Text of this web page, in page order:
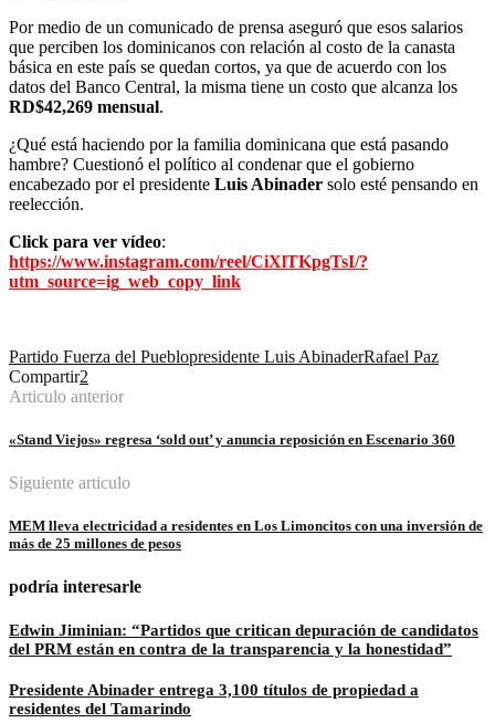
Por medio de un comunicado de prensa aseguró que esos salarios
que perciben los dominicanos con relación al costo de la canasta
básica en este país se quedan cortos, ya que de acuerdo con los
datos del Banco Central, la misma tiene un costo que alcanza los
RD$42,269 mensual.
¿Qué está haciendo por la familia dominicana que está pasando
hambre? Cuestionó el político al condenar que el gobierno
encabezado por el presidente Luis Abinader solo esté pensando en
reelección.
Click para ver vídeo:
https://www.instagram.com/reel/CiXlTKpgTsI/?
utm_source=ig_web_copy_link
Partido Fuerza del Pueblopresidente Luis AbinaderRafael Paz
Compartir2
Articulo anterior
«Stand Viejos» regresa ‘sold out’ y anuncia reposición en Escenario 360
Siguiente articulo
MEM lleva electricidad a residentes en Los Limoncitos con una inversión de
más de 25 millones de pesos
podría interesarle
Edwin Jiminian: “Partidos que critican depuración de candidatos
del PRM están en contra de la transparencia y la honestidad”
Presidente Abinader entrega 3,100 títulos de propiedad a
residentes del Tamarindo